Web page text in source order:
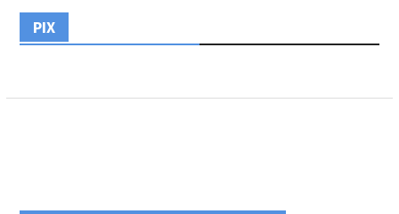
PIX